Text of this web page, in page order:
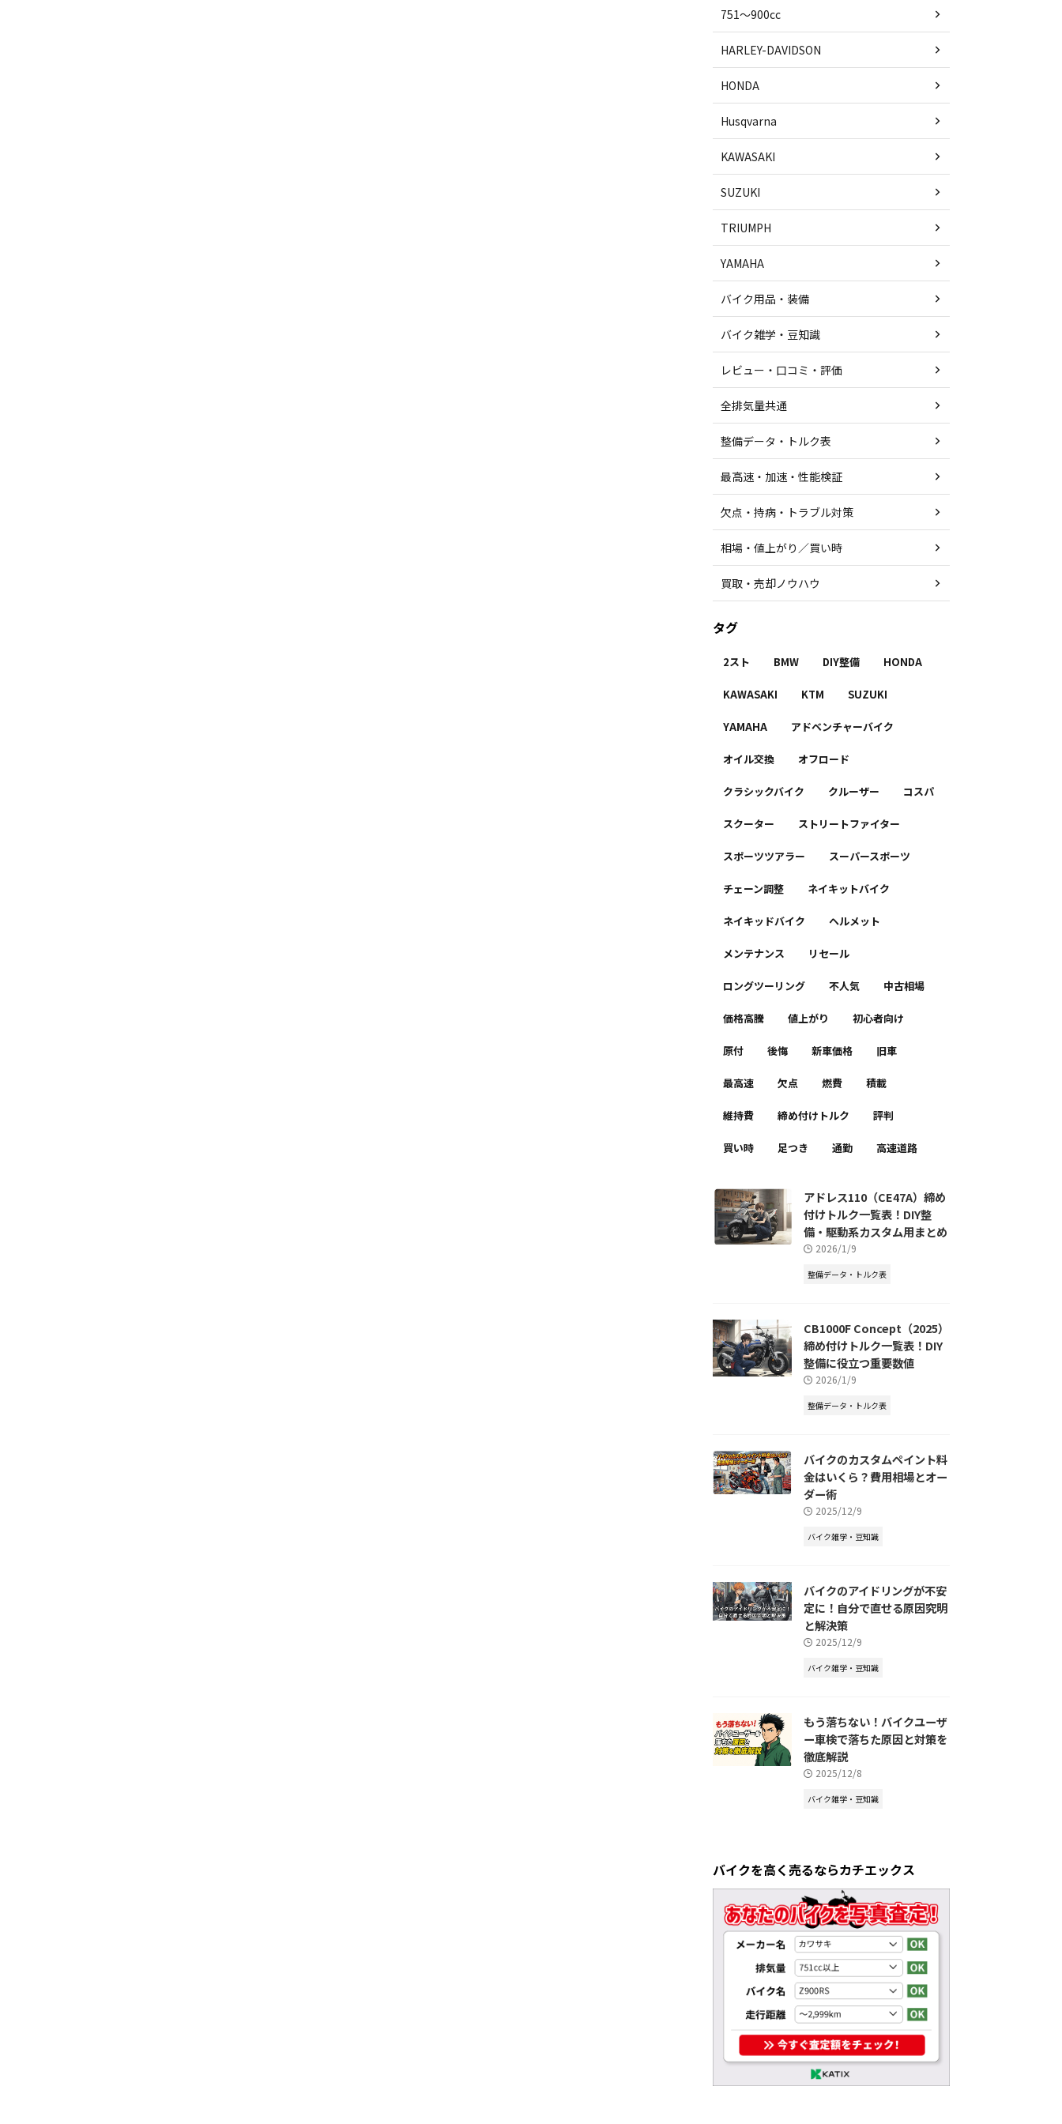
751〜900cc
HARLEY-DAVIDSON
HONDA
Husqvarna
KAWASAKI
SUZUKI
TRIUMPH
YAMAHA
バイク用品・装備
バイク雑学・豆知識
レビュー・口コミ・評価
全排気量共通
整備データ・トルク表
最高速・加速・性能検証
欠点・持病・トラブル対策
相場・値上がり／買い時
買取・売却ノウハウ
タグ
2スト BMW DIY整備 HONDA
KAWASAKI KTM SUZUKI
YAMAHA アドベンチャーバイク
オイル交換 オフロード
クラシックバイク クルーザー コスパ
スクーター ストリートファイター
スポーツツアラー スーパースポーツ
チェーン調整 ネイキットバイク
ネイキッドバイク ヘルメット
メンテナンス リセール
ロングツーリング 不人気 中古相場
価格高騰 値上がり 初心者向け
原付 後悔 新車価格 旧車
最高速 欠点 燃費 積載
維持費 締め付けトルク 評判
買い時 足つき 通勤 高速道路
アドレス110（CE47A）締め
付けトルク一覧表！DIY整
備・駆動系カスタム用まとめ
2026/1/9
整備データ・トルク表
CB1000F Concept（2025）
締め付けトルク一覧表！DIY
整備に役立つ重要数値
2026/1/9
整備データ・トルク表
バイクのカスタムペイント料
金はいくら？費用相場とオー
ダー術
2025/12/9
バイク雑学・豆知識
バイクのアイドリングが不安
定に！自分で直せる原因究明
と解決策
2025/12/9
バイク雑学・豆知識
もう落ちない！バイクユーザ
ー車検で落ちた原因と対策を
徹底解説
2025/12/8
バイク雑学・豆知識
バイクを高く売るならカチエックス